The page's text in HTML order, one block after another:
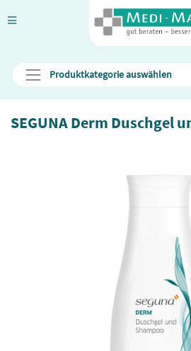
Produktkategorie auswählen
SEGUNA Derm Duschgel